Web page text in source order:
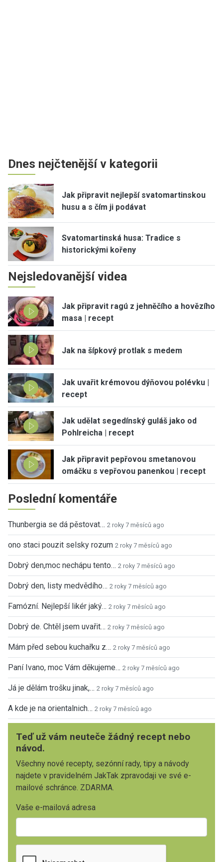
Dnes nejčtenější v kategorii
Jak připravit nejlepší svatomartinskou
husu a s čím ji podávat
Svatomartinská husa: Tradice s
historickými kořeny
Nejsledovanější videa
Jak připravit ragú z jehněčího a hovězího
masa | recept
Jak na šípkový protlak s medem
Jak uvařit krémovou dýňovou polévku |
recept
Jak udělat segedínský guláš jako od
Pohlreicha | recept
Jak připravit pepřovou smetanovou
omáčku s vepřovou panenkou | recept
Poslední komentáře
Thunbergia se dá pěstovat… 2 roky 7 měsíců ago
ono staci pouzit selsky rozum 2 roky 7 měsíců ago
Dobrý den,moc nechápu tento… 2 roky 7 měsíců ago
Dobrý den, listy medvědího… 2 roky 7 měsíců ago
Famózní. Nejlepší likér jaký… 2 roky 7 měsíců ago
Dobrý de. Chtěl jsem uvařit… 2 roky 7 měsíců ago
Mám před sebou kuchařku z… 2 roky 7 měsíců ago
Paní Ivano, moc Vám děkujeme… 2 roky 7 měsíců ago
Já je dělám trošku jinak,… 2 roky 7 měsíců ago
A kde je na orientalnich… 2 roky 7 měsíců ago
Teď už vám neuteče žádný recept nebo
návod.
Všechny nové recepty, sezónní rady, tipy a návody
najdete v pravidelném JakTak zpravodaji ve své e-
mailové schránce. ZDARMA.
Vaše e-mailová adresa